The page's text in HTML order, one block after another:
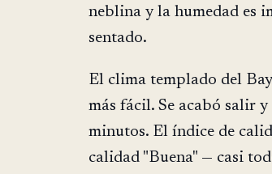
neblina y la humedad es
sentado.
El clima templado del
más fácil. Se acabó salir
minutos. El índice de
calidad "Buena" — casi